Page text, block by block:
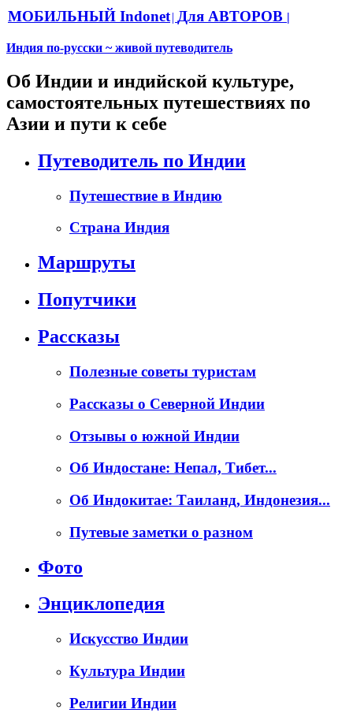
МОБИЛЬНЫЙ Indonet| Для АВТОРОВ |
Индия по-русски ~ живой путеводитель
Об Индии и индийской культуре,
самостоятельных путешествиях по
Азии и пути к себе
Путеводитель по Индии
Путешествие в Индию
Страна Индия
Маршруты
Попутчики
Рассказы
Полезные советы туристам
Рассказы о Северной Индии
Отзывы о южной Индии
Об Индостане: Непал, Тибет...
Об Индокитае: Таиланд, Индонезия...
Путевые заметки о разном
Фото
Энциклопедия
Искусство Индии
Культура Индии
Религии Индии